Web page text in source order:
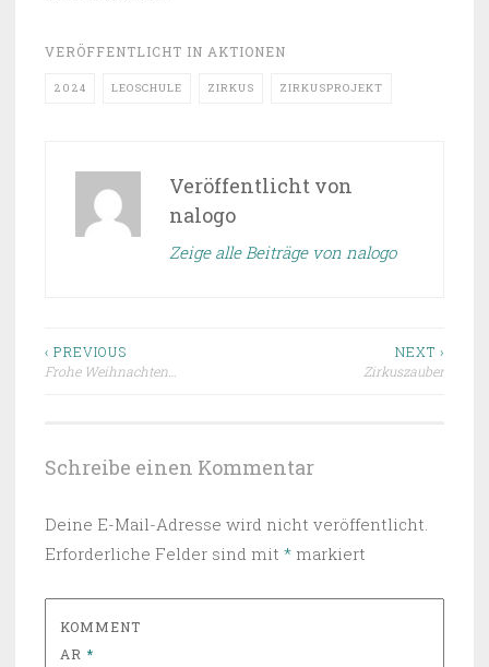
VERÖFFENTLICHT IN AKTIONEN
2024 LEOSCHULE ZIRKUS ZIRKUSPROJEKT
Veröffentlicht von
nalogo
Zeige alle Beiträge von nalogo
Beitragsnavigation
‹ PREVIOUS
Frohe Weihnachten…
NEXT ›
Zirkuszauber
Schreibe einen Kommentar
Deine E-Mail-Adresse wird nicht veröffentlicht.
Erforderliche Felder sind mit * markiert
KOMMENT
AR *